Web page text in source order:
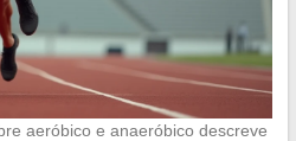
aeróbico e anaeróbico descreve